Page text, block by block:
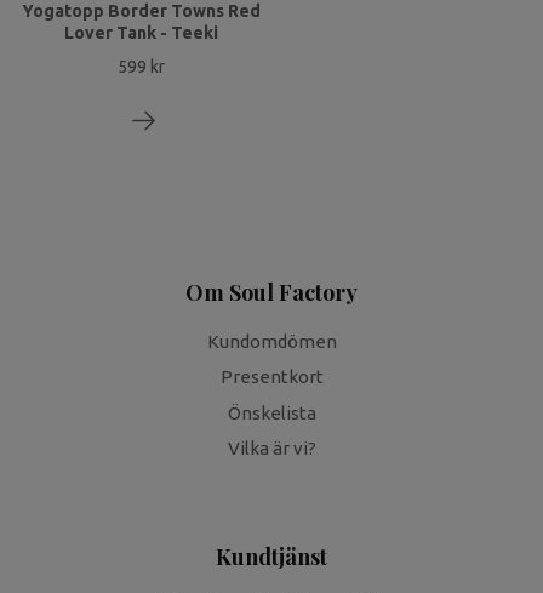
Yogatopp Border Towns Red
Lover Tank - Teeki
599 kr
Om Soul Factory
Kundomdömen
Presentkort
Önskelista
Vilka är vi?
Kundtjänst